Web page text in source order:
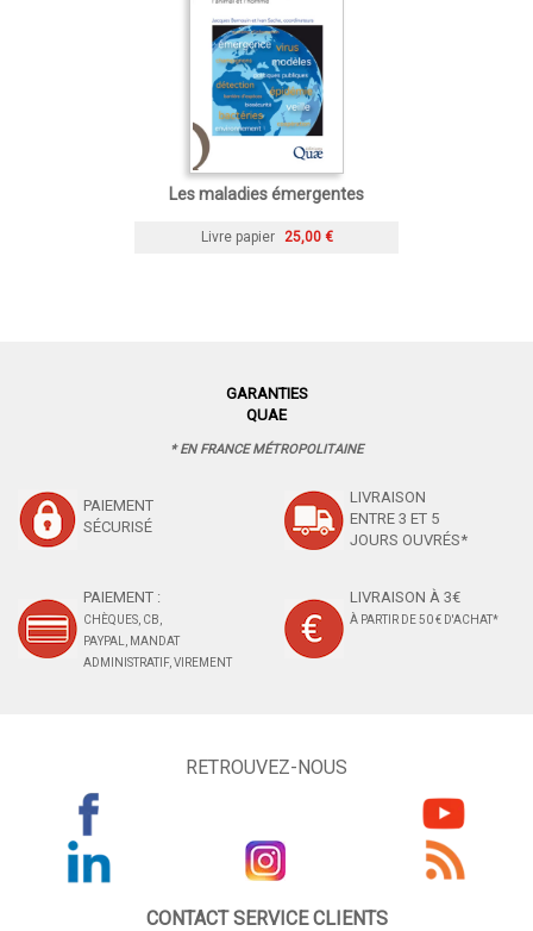
Les maladies émergentes
Livre papier 25,00 €
GARANTIES
QUAE
* EN FRANCE MÉTROPOLITAINE
PAIEMENT
SÉCURISÉ
LIVRAISON
ENTRE 3 ET 5
JOURS OUVRÉS*
PAIEMENT :
CHÈQUES, CB,
PAYPAL, MANDAT
ADMINISTRATIF, VIREMENT
LIVRAISON À 3€
À PARTIR DE 50 € D'ACHAT*
RETROUVEZ-NOUS
CONTACT SERVICE CLIENTS